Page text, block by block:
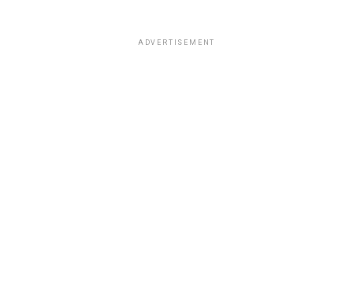
ADVERTISEMENT